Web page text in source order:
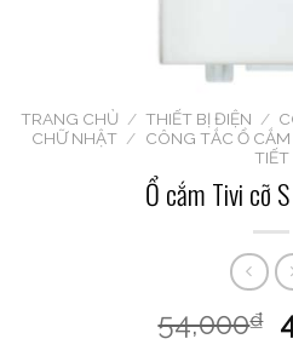
TRANG CHỦ / THIẾT BỊ ĐIỆN /
CHỮ NHẬT / CÔNG TẮC Ổ CẮM
TIẾT
Ổ cắm Tivi cỡ
54,000₫